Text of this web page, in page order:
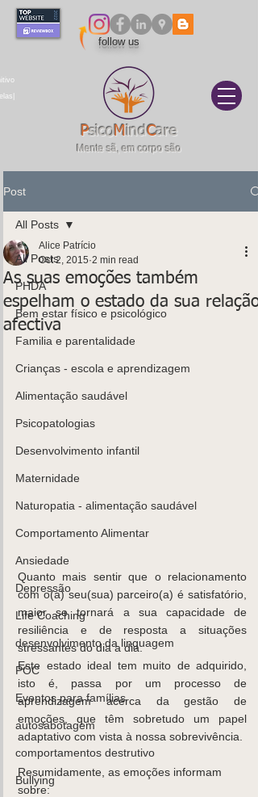
PsicoMindCare
Mente sã, em corpo são
follow us
KidsCare
Post
All Posts
PHDA
Bem estar físico e psicológico
Familia e parentalidade
Crianças - escola e aprendizagem
Alimentação saudável
Psicopatologias
Desenvolvimento infantil
Maternidade
Naturopatia - alimentação saudável
Comportamento Alimentar
Ansiedade
Depressão
Life Coaching
desenvolvimento da linguagem
POC
Eventos para famílias
autosabotagem
comportamentos destrutivo
Bullying
All Posts
As suas emoções também
espelham o estado da sua relação
afectiva
Alice Patrício
Oct 2, 2015 2 min read
Quanto mais sentir que o relacionamento
com o(a) seu(sua) parceiro(a) é satisfatório,
maior se tornará a sua capacidade de
resiliência e de resposta a situações
stressantes do dia a dia.
Este estado ideal tem muito de adquirido,
isto é, passa por um processo de
aprendizagem acerca da gestão de
emoções, que têm sobretudo um papel
adaptativo com vista à nossa sobrevivência.
Resumidamente, as emoções informam
sobre: